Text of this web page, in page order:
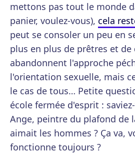
mettons pas tout le monde
panier, voulez-vous), cela
peut se consoler un peu en
plus en plus de prêtres et de
abandonnent l'approche
l'orientation sexuelle, mais
le cas de tous… Petite
école fermée d'esprit :
Ange, peintre du plafond de
aimait les hommes ? Ça va,
fonctionne toujours ?